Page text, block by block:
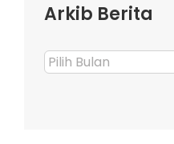
Arkib Berita
Arkib
Berita